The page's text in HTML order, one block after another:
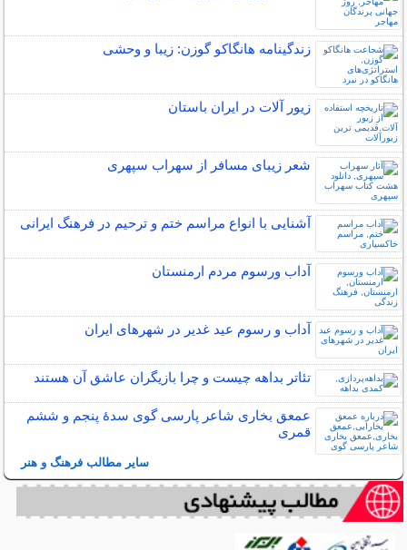
زندگینامه هانگاکو گوزن: زیبا و وحشی
زیور آلات در ایران باستان
شعر زیبای مسافر از سهراب سپهری
آشنایی با انواع مراسم ختم و ترحیم در فرهنگ ایرانی
آداب ورسوم مردم ارمنستان
آداب و رسوم عید غدیر در شهرهای ایران
تئاتر بداهه چیست و چرا بازیگران عاشق آن هستند
عمعق بخاری شاعر پارسی گوی سدهٔ پنجم و ششم
قمری
سایر مطالب فرهنگ و هنر